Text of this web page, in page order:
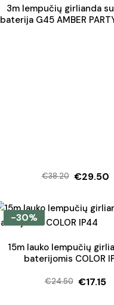
3m lempučių girlianda
baterija G45 AMBER
€38.20
Original
was:
€38.20.
€29.50
Current
is:
€29.50.
-30%
15m lauko lempučių
baterijomis COLOR
€24.50
Original
€17.15
Current